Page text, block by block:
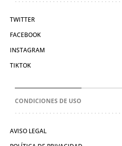
TWITTER
FACEBOOK
INSTAGRAM
TIKTOK
CONDICIONES DE USO
AVISO LEGAL